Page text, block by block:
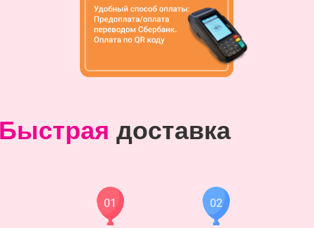
доставка